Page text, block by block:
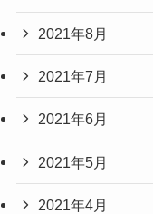
2021年8月
2021年7月
2021年6月
2021年5月
2021年4月